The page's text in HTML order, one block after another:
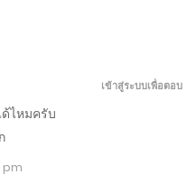
ไหมครับ
pm
เข้าสู่ระบบเพื่อตอบ